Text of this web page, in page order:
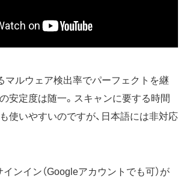
マルウェア検出率でパーフェクトを継
安定度は随一。スキャンに要する時間
使いやすいのですが、日本語には非対応
ンイン（Googleアカウントでも可）が